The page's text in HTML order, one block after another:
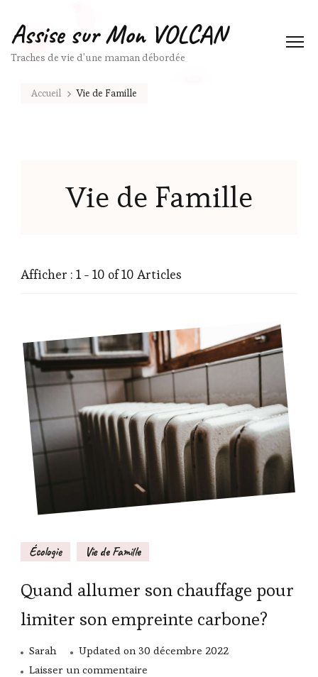
Assise sur Mon VOLCAN
Traches de vie d'une maman débordée
Accueil Vie de Famille
Vie de Famille
Afficher : 1 - 10 of 10 Articles
Écologie Vie de Famille
Quand allumer son chauffage pour
limiter son empreinte carbone?
Sarah Updated on 30 décembre 2022
Laisser un commentaire